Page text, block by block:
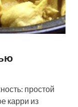
простой
карри из